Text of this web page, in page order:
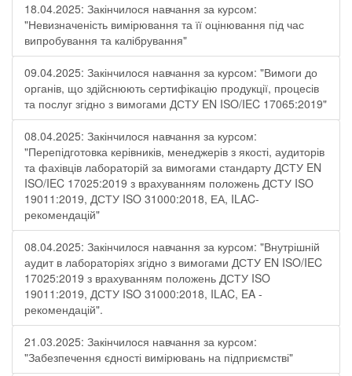
18.04.2025: Закінчилося навчання за курсом:
"Невизначеність вимірювання та її оцінювання під час
випробування та калібрування"
09.04.2025: Закінчилося навчання за курсом: "Вимоги до
органів, що здійснюють сертифікацію продукції, процесів
та послуг згідно з вимогами ДСТУ EN ISO/IEC 17065:2019"
08.04.2025: Закінчилося навчання за курсом:
"Перепідготовка керівників, менеджерів з якості, аудиторів
та фахівців лабораторій за вимогами стандарту ДСТУ EN
ISO/IEC 17025:2019 з врахуванням положень ДСТУ ISO
19011:2019, ДСТУ ISO 31000:2018, ЕА, ILAC-
рекомендацій"
08.04.2025: Закінчилося навчання за курсом: "Внутрішній
аудит в лабораторіях згідно з вимогами ДСТУ EN ISO/IEC
17025:2019 з врахуванням положень ДСТУ ISO
19011:2019, ДСТУ ISO 31000:2018, ILAC, EA -
рекомендацій".
21.03.2025: Закінчилося навчання за курсом:
"Забезпечення єдності вимірювань на підприємстві"